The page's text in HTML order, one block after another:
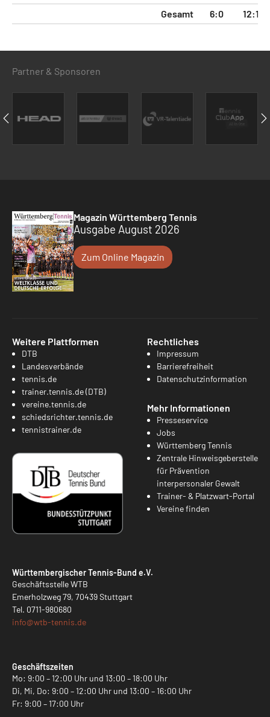
Gesamt
6:0 12:1
Partner & Sponsoren
Magazin Württemberg Tennis
Ausgabe August 2026
Zum Online Magazin
Weitere Plattformen
DTB
Landesverbände
tennis.de
trainer.tennis.de (DTB)
vereine.tennis.de
schiedsrichter.tennis.de
tennistrainer.de
Rechtliches
Impressum
Barrierefreiheit
Datenschutzinformation
Mehr Informationen
Presseservice
Jobs
Württemberg Tennis
Zentrale Hinweisgeberstelle
für Prävention
interpersonaler Gewalt
Trainer- & Platzwart-Portal
Vereine finden
Württembergischer Tennis-Bund e.V.
Geschäftsstelle WTB
Emerholzweg 79, 70439 Stuttgart
Tel. 0711-980680
info@wtb-tennis.de
Geschäftszeiten
Mo: 9:00 – 12:00 Uhr und 13:00 – 18:00 Uhr
Di, Mi, Do: 9:00 – 12:00 Uhr und 13:00 – 16:00 Uhr
Fr: 9:00 – 17:00 Uhr